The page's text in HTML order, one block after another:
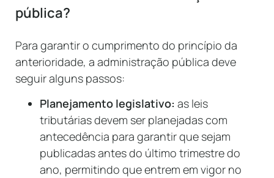
pública?
Para garantir o cumprimento do princípio da
anterioridade, a administração pública deve
seguir alguns passos:
Planejamento legislativo: as leis
tributárias devem ser planejadas com
antecedência para garantir que sejam
publicadas antes do último trimestre do
ano, permitindo que entrem em vigor no